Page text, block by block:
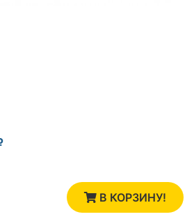
В КОРЗИНУ!